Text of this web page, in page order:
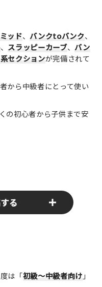
ッド、 バンクtoバンク、
、 スラッピーカーブ、 バン
セクションが完備されて
から中級者にとって使い
の初心者から子供まで安
る
ください！あなたの写真
は「初級～中級者向け 」